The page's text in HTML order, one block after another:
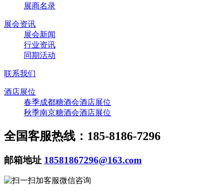
展商名录
展会资讯
展会新闻
行业资讯
同期活动
联系我们
酒店展位
春季成都糖酒会酒店展位
秋季南京糖酒会酒店展位
全国客服热线：185-8186-7296
邮箱地址 18581867296@163.com